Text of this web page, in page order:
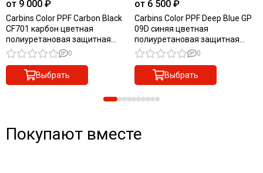
от 9 000 ₽
Carbins Color PPF Carbon Black
CF701 карбон цветная
полиуретановая защитная
антигравийная пленка
0
Выбрать
от 6 500 ₽
Carbins Color PPF Deep Blue GP
09D синяя цветная
полиуретановая защитная
антигравийная пленка
0
Выбрать
Покупают вместе